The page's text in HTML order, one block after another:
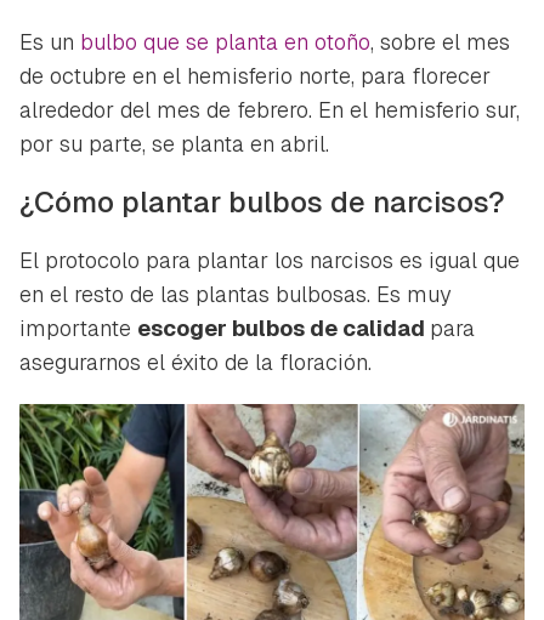
INICIAR SESIÓN CANCELAR
Es un bulbo que se planta en otoño, sobre el mes
de octubre en el hemisferio norte, para florecer
alrededor del mes de febrero. En el hemisferio sur,
por su parte, se planta en abril.
¿Cómo plantar bulbos de narcisos?
El protocolo para plantar los narcisos es igual que
en el resto de las plantas bulbosas. Es muy
importante escoger bulbos de calidad para
asegurarnos el éxito de la floración.
ACEPTAR